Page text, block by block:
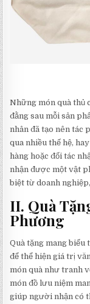
Những món quà thủ
đằng sau mỗi sản
nhân đã tạo nên tác
qua nhiều thế hệ,
hàng hoặc đối tác
nhận được một vật
biệt từ doanh
II. Quà
Phương
Quà tặng mang
để thể hiện giá trị
món quà như tranh
món đồ lưu niệm
giúp người nhận có